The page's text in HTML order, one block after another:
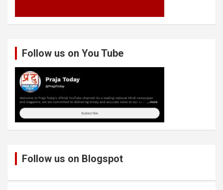
Follow us on You Tube
Follow us on Blogspot